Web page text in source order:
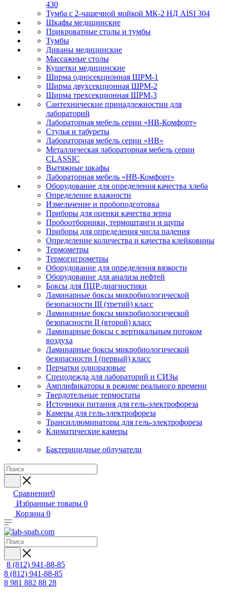
430
Тумба с 2-чашечной мойкой МК-2 НД AISI 304
Шкафы медицинские
Прикроватные столы и тумбы
Тумбы
Диваны медицинские
Массажные столы
Кушетки медицинские
Ширма односекционная ШРМ-1
Ширма двухсекционная ШРМ-2
Ширма трехсекционная ШРМ-3
Сантехнические принадлежностии для
лабораторий
Лабораторная мебель серии «НВ-Комфорт»
Стулья и табуреты
Лабораторная мебель серии «НВ»
Металлическая лабораторная мебель серии
CLASSIC
Вытяжные шкафы
Лабораторная мебель «НВ-Комфорт»
Оборудование для определения качества хлеба
Определение влажности
Измельчение и пробоподготовка
Приборы для оценки качества зерна
Пробоотборники, термоштанги и щупы
Приборы для определения числа падения
Определение количества и качества клейковины
Термометры
Термогигрометры
Оборудование для определения вязкости
Оборудование для анализа нефтей
Боксы для ПЦР-диагностики
Ламинарные боксы микробиологической
безопасности III (третий) класс
Ламинарные боксы микробиологической
безопасности II (второй) класс
Ламинарные боксы с вертикальным потоком
воздуха
Ламинарные боксы микробиологической
безопасности I (первый) класс
Перчатки одноразовые
Спецодежда для лабораторий и СИЗы
Амплификаторы в режиме реального времени
Твердотельные термостаты
Источники питания для гель-электрофореза
Камеры для гель-электрофореза
Трансиллюминаторы для гель-электрофореза
Климатические камеры
Бактерицидные облучатели
Сравнение0
Избранные товары 0
Корзина 0
8 (812) 941-88-85
8 (812) 941-88-85
8 981 882 88 28